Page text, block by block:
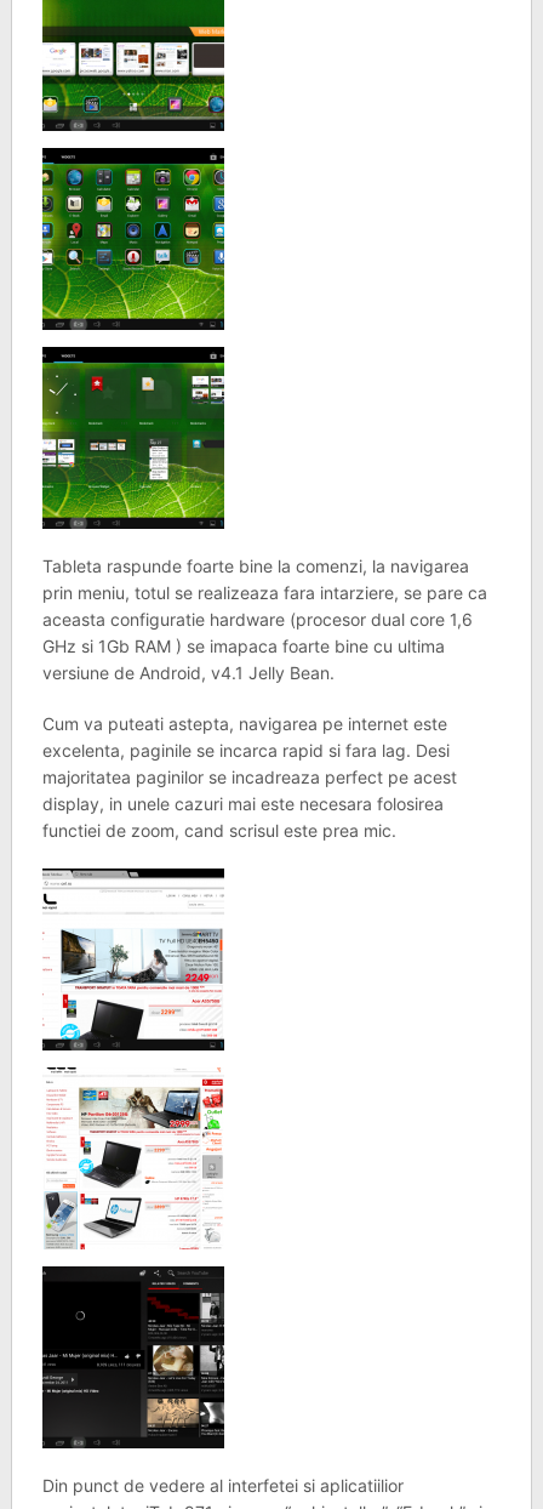
Tableta raspunde foarte bine la comenzi, la navigarea
prin meniu, totul se realizeaza fara intarziere, se pare ca
aceasta configuratie hardware (procesor dual core 1,6
GHz si 1Gb RAM ) se imapaca foarte bine cu ultima
versiune de Android, v4.1 Jelly Bean.
Cum va puteati astepta, navigarea pe internet este
excelenta, paginile se incarca rapid si fara lag. Desi
majoritatea paginilor se incadreaza perfect pe acest
display, in unele cazuri mai este necesara folosirea
functiei de zoom, cand scrisul este prea mic.
Din punct de vedere al interfetei si aplicatiilior